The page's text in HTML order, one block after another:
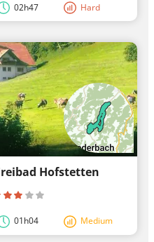
02h47 Hard
Hofstetten
01h04 Medium